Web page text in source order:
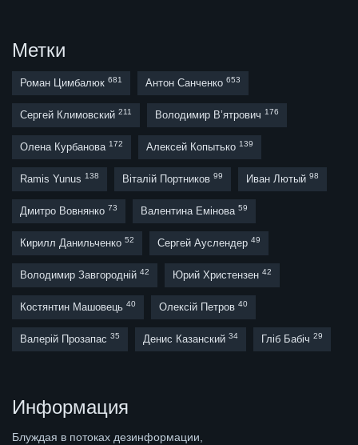
Метки
Роман Цимбалюк 681 Антон Санченко 653
Сергей Климовский 211 Володимир В’ятрович 176
Олена Курбанова 172 Алексей Копытько 139
Ramis Yunus 138 Віталій Портников 99 Иван Лютый 98
Дмитро Вовнянко 73 Валентина Емінова 59
Кирилл Данильченко 52 Сергей Ауслендер 49
Володимир Завгородній 42 Юрий Христензен 42
Костянтин Машовець 40 Олексій Петров 40
Валерій Прозапас 35 Денис Казанский 34 Гліб Бабіч 29
Информация
Блуждая в потоках дезинформации,